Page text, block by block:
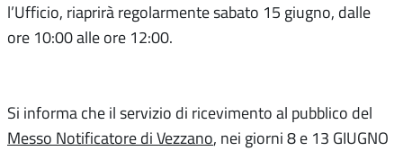
l’Ufficio, riaprirà regolarmente sabato 15 giugno, dalle
ore 10:00 alle ore 12:00.
Si informa che il servizio di ricevimento al pubblico del
Messo Notificatore di Vezzano, nei giorni 8 e 13 GIUGNO